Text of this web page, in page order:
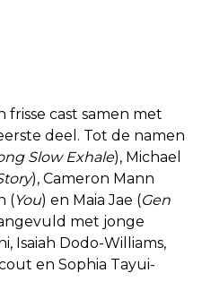
cast samen met
deel. Tot de namen
Slow Exhale), Michael
), Cameron Mann
(You) en Maia Jae (Gen
met jonge
Isaiah Dodo-Williams,
en Sophia Tayui-